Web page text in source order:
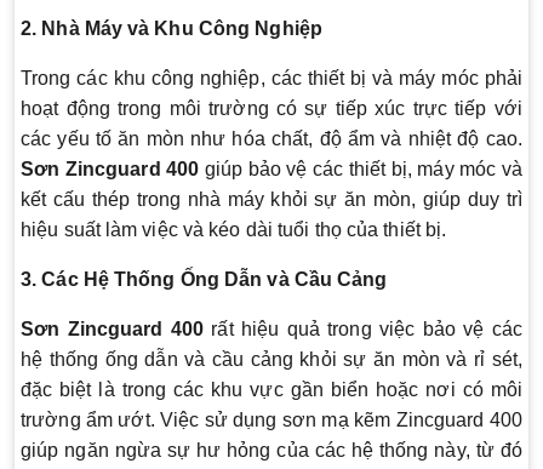
2. Nhà Máy và Khu Công Nghiệp
Trong các khu công nghiệp, các thiết bị và máy móc phải
hoạt động trong môi trường có sự tiếp xúc trực tiếp với
các yếu tố ăn mòn như hóa chất, độ ẩm và nhiệt độ cao.
Sơn Zincguard 400 giúp bảo vệ các thiết bị, máy móc và
kết cấu thép trong nhà máy khỏi sự ăn mòn, giúp duy trì
hiệu suất làm việc và kéo dài tuổi thọ của thiết bị.
3. Các Hệ Thống Ống Dẫn và Cầu Cảng
Sơn Zincguard 400 rất hiệu quả trong việc bảo vệ các
hệ thống ống dẫn và cầu cảng khỏi sự ăn mòn và rỉ sét,
đặc biệt là trong các khu vực gần biển hoặc nơi có môi
trường ẩm ướt. Việc sử dụng sơn mạ kẽm Zincguard 400
giúp ngăn ngừa sự hư hỏng của các hệ thống này, từ đó